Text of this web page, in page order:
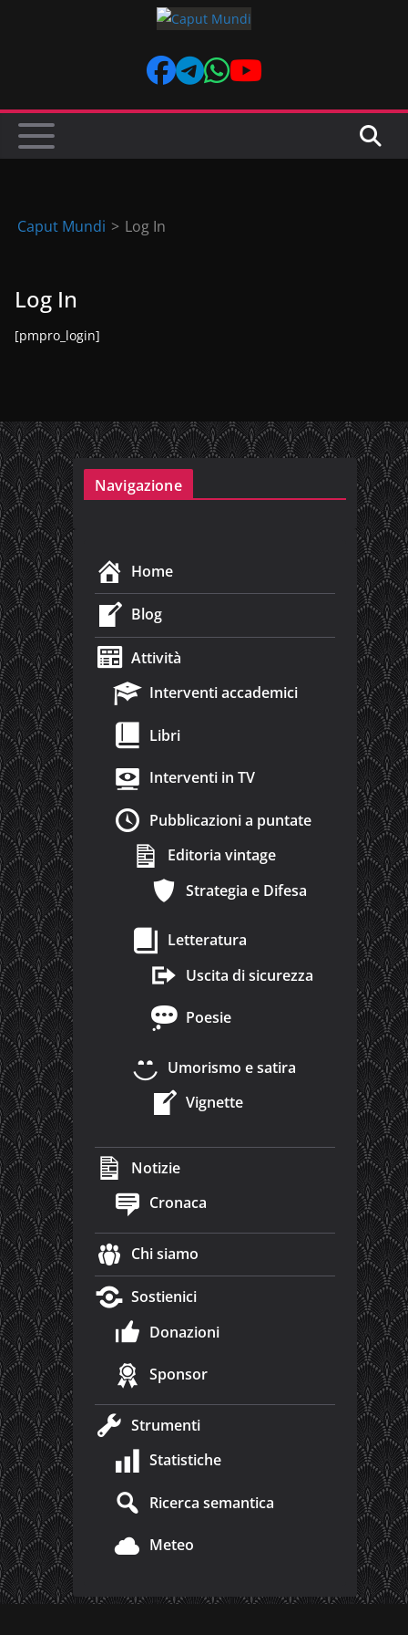
Caput Mundi > Log In
Log In
[pmpro_login]
Navigazione
Home
Blog
Attività
Interventi accademici
Libri
Interventi in TV
Pubblicazioni a puntate
Editoria vintage
Strategia e Difesa
Letteratura
Uscita di sicurezza
Poesie
Umorismo e satira
Vignette
Notizie
Cronaca
Chi siamo
Sostienici
Donazioni
Sponsor
Strumenti
Statistiche
Ricerca semantica
Meteo